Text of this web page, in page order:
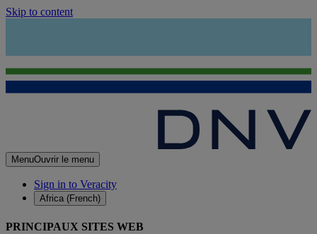
Skip to content
MenuOuvrir le menu
Sign in to Veracity
Africa (French)
PRINCIPAUX SITES WEB